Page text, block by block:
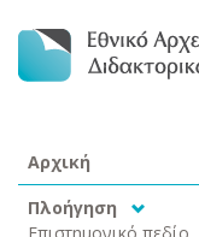
Αρχική
Πλοήγηση